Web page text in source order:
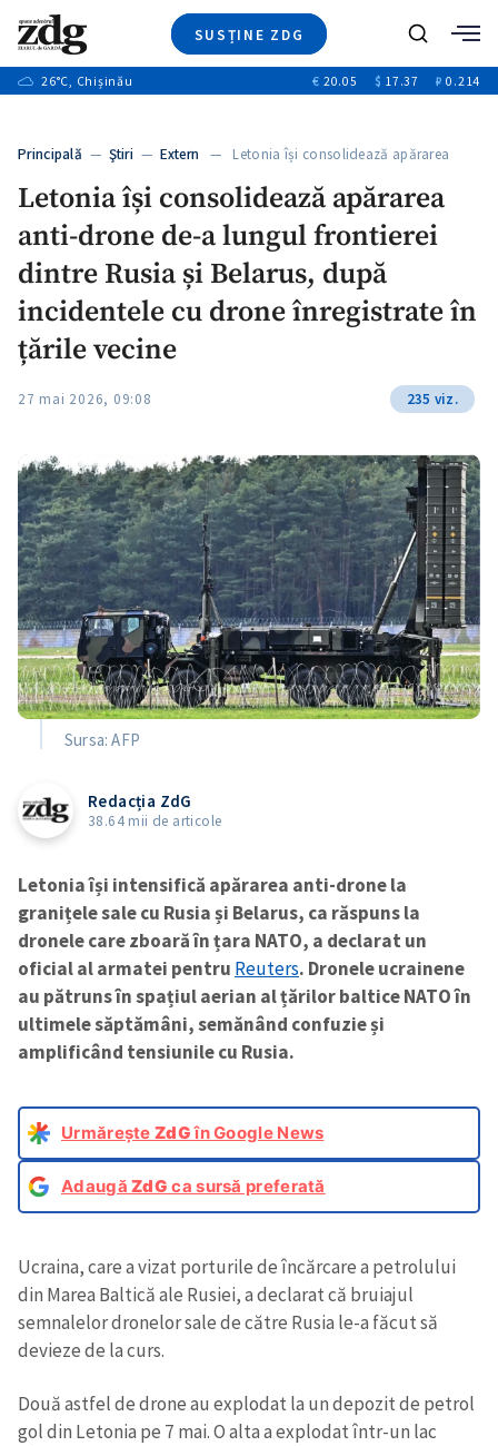
SUSȚINE ZDG
Ştiri
+9
Video
Special
+1
Blog
Caută
26°C, Chișinău € 20.05 $ 17.37 ₽ 0.214
Principală — Ştiri — Extern — Letonia își consolidează apărarea
Letonia își consolidează apărarea
anti-drone de-a lungul frontierei
dintre Rusia și Belarus, după
incidentele cu drone înregistrate în
țările vecine
27 mai 2026, 09:08 235 viz.
Sursa: AFP
Redacția ZdG
38.64 mii de articole
Letonia își intensifică apărarea anti-drone la
granițele sale cu Rusia și Belarus, ca răspuns la
dronele care zboară în țara NATO, a declarat un
oficial al armatei pentru Reuters. Dronele ucrainene
au pătruns în spațiul aerian al țărilor baltice NATO în
ultimele săptămâni, semănând confuzie și
amplificând tensiunile cu Rusia.
Urmărește ZdGîn Google News
AdaugăZdG ca sursă preferată
Ucraina, care a vizat porturile de încărcare a petrolului
din Marea Baltică ale Rusiei, a declarat că bruiajul
semnalelor dronelor sale de către Rusia le-a făcut să
devieze de la curs.
Două astfel de drone au explodat la un depozit de petrol
gol din Letonia pe 7 mai. O alta a explodat într-un lac